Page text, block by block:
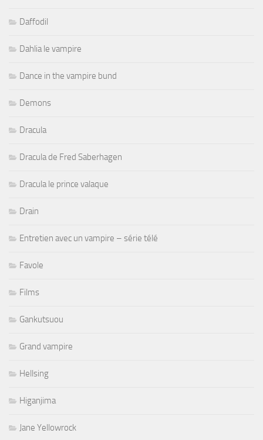
Daffodil
Dahlia le vampire
Dance in the vampire bund
Demons
Dracula
Dracula de Fred Saberhagen
Dracula le prince valaque
Drain
Entretien avec un vampire – série télé
Favole
Films
Gankutsuou
Grand vampire
Hellsing
Higanjima
Jane Yellowrock